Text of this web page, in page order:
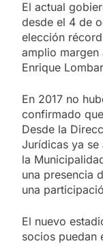
El actual
desde el 4 de
elección
amplio
Enrique
En 2017 no
confirmado
Desde la
Jurídicas ya se
la
una presencia
una
El nuevo
socios puedan